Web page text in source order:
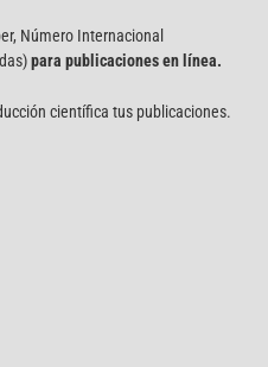
Número Internacional
para publicaciones en línea.
científica tus publicaciones.